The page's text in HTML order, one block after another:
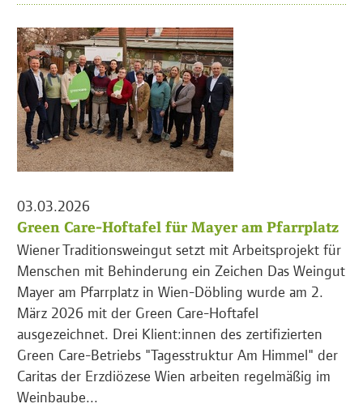
03.03.2026
Green Care-Hoftafel für Mayer am Pfarrplatz
Wiener Traditionsweingut setzt mit Arbeitsprojekt für
Menschen mit Behinderung ein Zeichen Das Weingut
Mayer am Pfarrplatz in Wien-Döbling wurde am 2.
März 2026 mit der Green Care-Hoftafel
ausgezeichnet. Drei Klient:innen des zertifizierten
Green Care-Betriebs "Tagesstruktur Am Himmel" der
Caritas der Erzdiözese Wien arbeiten regelmäßig im
Weinbaube...